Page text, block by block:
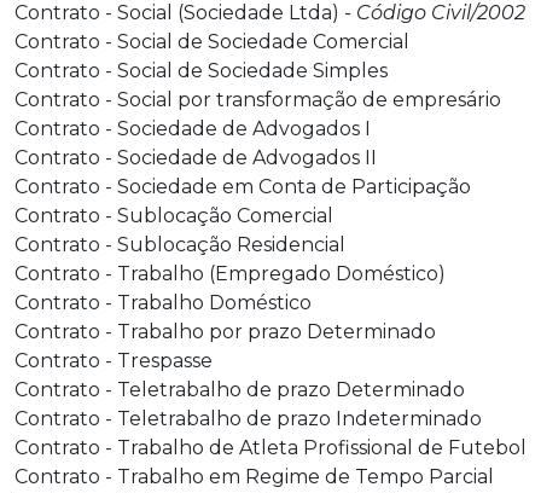
Contrato - Social (Sociedade Ltda) - Código Civil/2002
Contrato - Social de Sociedade Comercial
Contrato - Social de Sociedade Simples
Contrato - Social por transformação de empresário
Contrato - Sociedade de Advogados I
Contrato - Sociedade de Advogados II
Contrato - Sociedade em Conta de Participação
Contrato - Sublocação Comercial
Contrato - Sublocação Residencial
Contrato - Trabalho (Empregado Doméstico)
Contrato - Trabalho Doméstico
Contrato - Trabalho por prazo Determinado
Contrato - Trespasse
Contrato - Teletrabalho de prazo Determinado
Contrato - Teletrabalho de prazo Indeterminado
Contrato - Trabalho de Atleta Profissional de Futebol
Contrato - Trabalho em Regime de Tempo Parcial